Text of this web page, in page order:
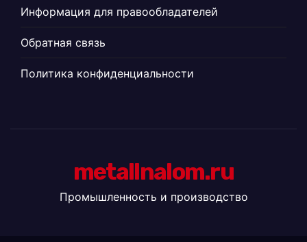
Информация для правообладателей
Обратная связь
Политика конфиденциальности
metallnalom.ru
Промышленность и производство